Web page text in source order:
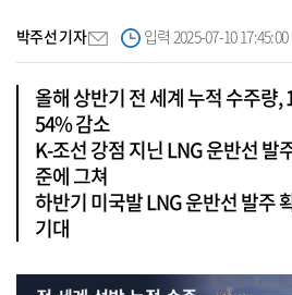
박주선 기자 입력 2025-07-10 17:45:00
올해 상반기 전 세계 누적 수주량
54% 감소
K-조선 강점 지닌 LNG 운반선
준에 그쳐
하반기 미국발 LNG 운반선 발주
기대